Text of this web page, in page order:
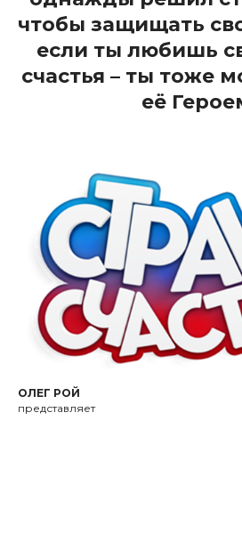
чтобы защищать
если ты любишь
счастья – ты тоже
её
ОЛЕГ РОЙ
представляет